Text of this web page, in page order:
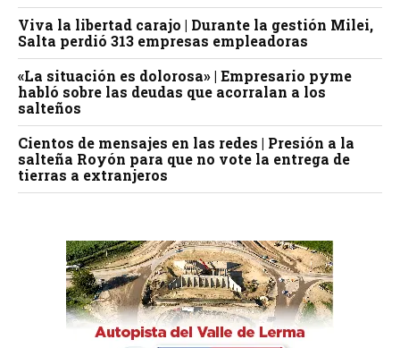
Viva la libertad carajo | Durante la gestión Milei,
Salta perdió 313 empresas empleadoras
«La situación es dolorosa» | Empresario pyme
habló sobre las deudas que acorralan a los
salteños
Cientos de mensajes en las redes | Presión a la
salteña Royón para que no vote la entrega de
tierras a extranjeros